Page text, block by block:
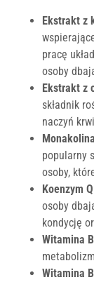
Ekstrakt z
pracę
osoby
Ekstrakt z
składnik
naczyń
popularny
osoby,
Koenzym
osoby
kondycję
Witamina
Witamina